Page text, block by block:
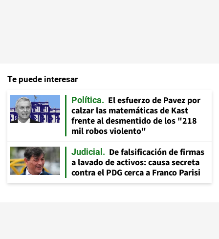
Te puede interesar
Política
El esfuerzo de Pavez por
calzar las matemáticas de Kast
frente al desmentido de los "218
mil robos violento"
Judicial
De falsificación de firmas
a lavado de activos: causa secreta
contra el PDG cerca a Franco Parisi